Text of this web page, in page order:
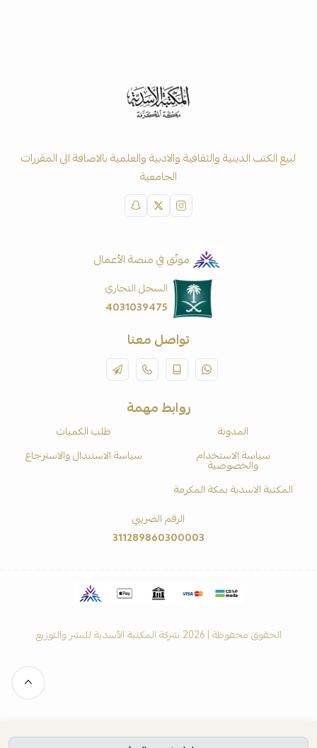
لبيع الكتب الدينية والثقافية والادبية والعلمية بالاضافة الى المقررات
الجامعية
موثّق في منصة الأعمال
السجل التجاري
4031039475
تواصل معنا
روابط مهمة
المدونة
طلب الكميات
سياسة الاستخدام
والخصوصية
سياسة الاستبدال والاسترجاع
المكتبة الاسدية بمكة المكرمة
الرقم الضريبي
311289860300003
الحقوق محفوظة | 2026 شركة المكتبة الأسدية للنشر والتوزيع